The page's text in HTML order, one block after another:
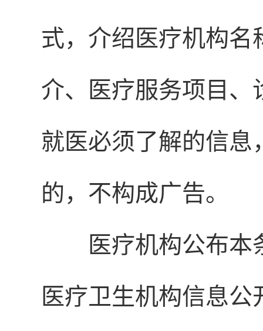
式，介绍医疗机构
介、医疗服务项目、
就医必须了解的信
的，不构成广告。
医疗机构公布
医疗卫生机构信息